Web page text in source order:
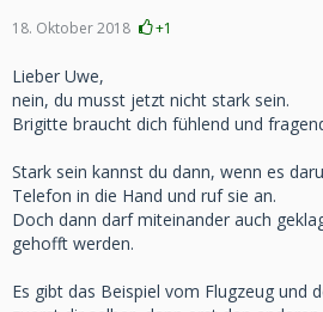
18. Oktober 2018 +1
Lieber Uwe,
nein, du musst jetzt nicht stark sein.
Brigitte braucht dich fühlend und
Stark sein kannst du dann, wenn es
Telefon in die Hand und ruf sie an.
Doch dann darf miteinander auch
gehofft werden.
Es gibt das Beispiel vom Flugzeug und